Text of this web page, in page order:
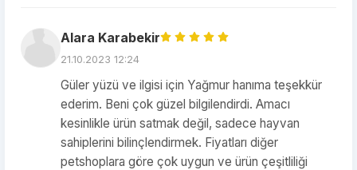
Alara Karabekir
21.10.2023 12:24
Güler yüzü ve ilgisi için Yağmur hanıma teşekkür
ederim. Beni çok güzel bilgilendirdi. Amacı
kesinlikle ürün satmak değil, sadece hayvan
sahiplerini bilinçlendirmek. Fiyatları diğer
petshoplara göre çok uygun ve ürün çeşitliliği